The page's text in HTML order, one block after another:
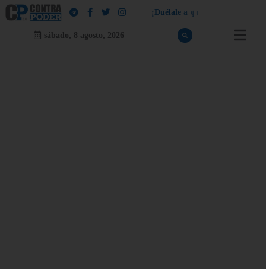
¡ Dué a e a q u
sábado, 8 agosto, 2026